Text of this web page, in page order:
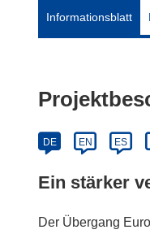
Informationsblatt
DE EN ES
Ein stärker
Der Übergang